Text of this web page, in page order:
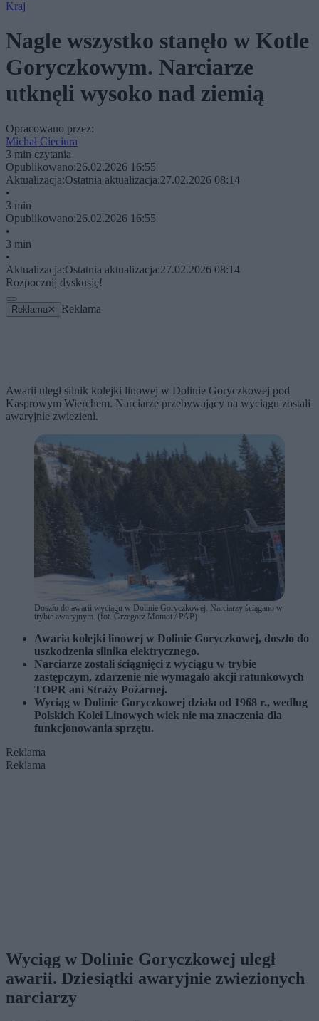
Kraj
Nagle wszystko stanęło w Kotle
Goryczkowym. Narciarze
utknęli wysoko nad ziemią
Opracowano przez:
Michał Cieciura
3 min czytania
Opublikowano:26.02.2026 16:55
Aktualizacja:Ostatnia aktualizacja:27.02.2026 08:14
•
3 min
Opublikowano:26.02.2026 16:55
•
3 min
•
Aktualizacja:Ostatnia aktualizacja:27.02.2026 08:14
Rozpocznij dyskusję!
Reklama ✕ Reklama
Awarii uległ silnik kolejki linowej w Dolinie Goryczkowej pod
Kasprowym Wierchem. Narciarze przebywający na wyciągu zostali
awaryjnie zwiezieni.
Doszło do awarii wyciągu w Dolinie Goryczkowej. Narciarzy ściągano w
trybie awaryjnym. (fot. Grzegorz Momot / PAP)
Awaria kolejki linowej w Dolinie Goryczkowej, doszło do
uszkodzenia silnika elektrycznego.
Narciarze zostali ściągnięci z wyciągu w trybie
zastępczym, zdarzenie nie wymagało akcji ratunkowych
TOPR ani Straży Pożarnej.
Wyciąg w Dolinie Goryczkowej działa od 1968 r., według
Polskich Kolei Linowych wiek nie ma znaczenia dla
funkcjonowania sprzętu.
Reklama
Reklama
Wyciąg w Dolinie Goryczkowej uległ
awarii. Dziesiątki awaryjnie zwiezionych
narciarzy